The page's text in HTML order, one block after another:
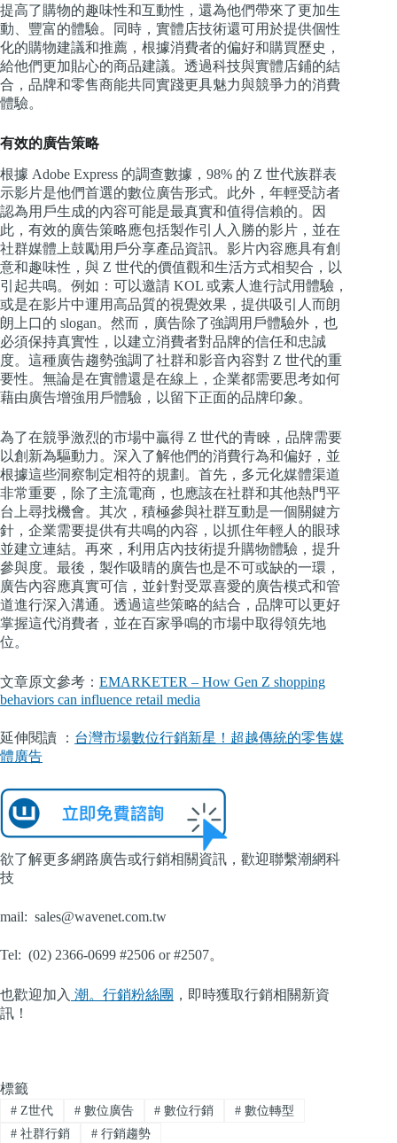
提高了購物的趣味性和互動性，還為他們帶來了更加生
動、豐富的體驗。同時，實體店技術還可用於提供個性
化的購物建議和推薦，根據消費者的偏好和購買歷史，
給他們更加貼心的商品建議。透過科技與實體店鋪的結
合，品牌和零售商能共同實踐更具魅力與競爭力的消費
體驗。
有效的廣告策略
根據 Adobe Express 的調查數據，98% 的 Z 世代族群表
示影片是他們首選的數位廣告形式。此外，年輕受訪者
認為用戶生成的內容可能是最真實和值得信賴的。因
此，有效的廣告策略應包括製作引人入勝的影片，並在
社群媒體上鼓勵用戶分享產品資訊。影片內容應具有創
意和趣味性，與 Z 世代的價值觀和生活方式相契合，以
引起共鳴。例如：可以邀請 KOL 或素人進行試用體驗，
或是在影片中運用高品質的視覺效果，提供吸引人而朗
朗上口的 slogan。然而，廣告除了強調用戶體驗外，也
必須保持真實性，以建立消費者對品牌的信任和忠誠
度。這種廣告趨勢強調了社群和影音內容對 Z 世代的重
要性。無論是在實體還是在線上，企業都需要思考如何
藉由廣告增強用戶體驗，以留下正面的品牌印象。
為了在競爭激烈的市場中贏得 Z 世代的青睞，品牌需要
以創新為驅動力。深入了解他們的消費行為和偏好，並
根據這些洞察制定相符的規劃。首先，多元化媒體渠道
非常重要，除了主流電商，也應該在社群和其他熱門平
台上尋找機會。其次，積極參與社群互動是一個關鍵方
針，企業需要提供有共鳴的內容，以抓住年輕人的眼球
並建立連結。再來，利用店內技術提升購物體驗，提升
參與度。最後，製作吸睛的廣告也是不可或缺的一環，
廣告內容應真實可信，並針對受眾喜愛的廣告模式和管
道進行深入溝通。透過這些策略的結合，品牌可以更好
掌握這代消費者，並在百家爭鳴的市場中取得領先地
位。
文章原文參考： EMARKETER – How Gen Z shopping
behaviors can influence retail media
延伸閱讀 ： 台灣市場數位行銷新星！超越傳統的零售媒
體廣告
欲了解更多網路廣告或行銷相關資訊，歡迎聯繫潮網科
技
mail: sales@wavenet.com.tw
Tel: (02) 2366-0699 #2506 or #2507。
也歡迎加入 潮。行銷粉絲團 ，即時獲取行銷相關新資
訊！
標籤
#Z世代 #數位廣告 # 數位行銷 # 數位轉型
#社群行銷 #行銷趨勢